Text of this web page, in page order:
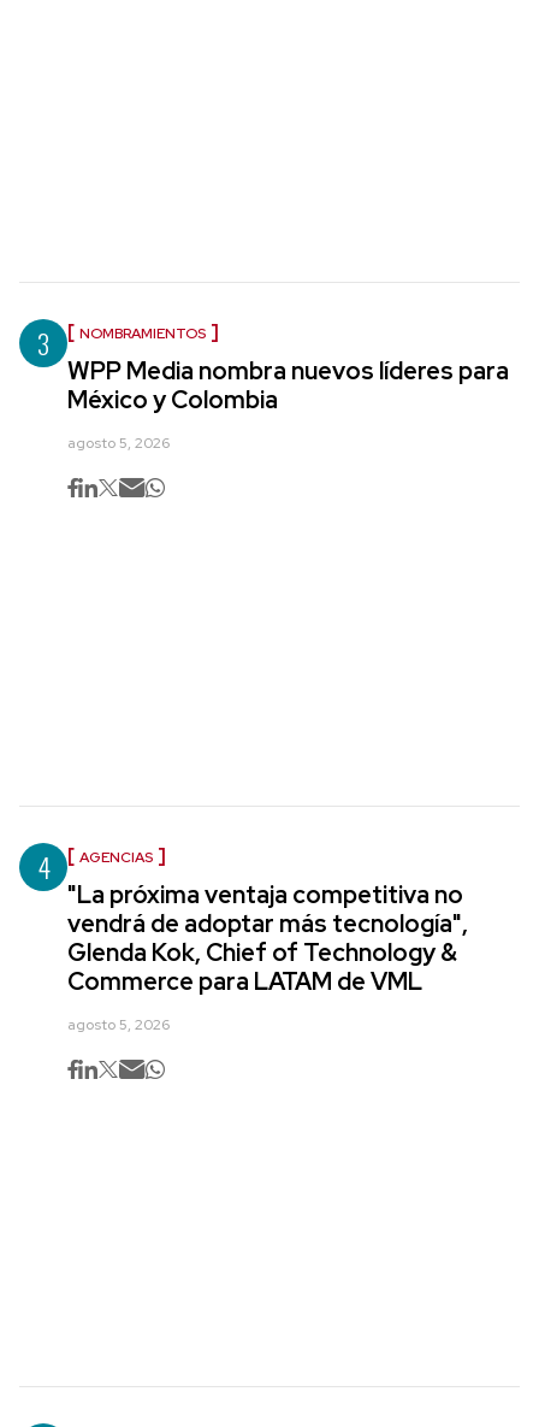
3 NOMBRAMIENTOS
WPP Media nombra nuevos líderes para
México y Colombia
agosto 5, 2026
4 AGENCIAS
"La próxima ventaja competitiva no
vendrá de adoptar más tecnología",
Glenda Kok, Chief of Technology &
Commerce para LATAM de VML
agosto 5, 2026